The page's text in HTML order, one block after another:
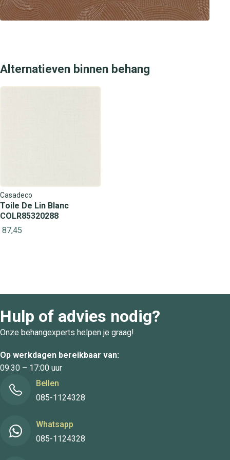
Alternatieven binnen behang
Casadeco
Toile De Lin Blanc
COLR85320288
87,45
Hulp of advies nodig?
Onze behangexperts helpen je graag!
Op werkdagen bereikbaar van:
09:30 – 17:00 uur
Bellen
085-1124328
Whatsapp
085-1124328